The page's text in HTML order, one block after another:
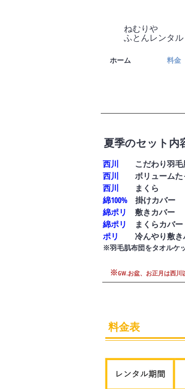
ホーム 料金
ねむりや
​ふとんレンタル
夏季のセット内
西川 こだわり羽毛
西川 ボリュームた
西川 まくら
綿100% 掛けカバー
綿ポリ
敷きカバー
綿ポリ
まくらカバー
ポリ 冷んやり敷き
※羽毛肌布団をタオルケ
​※GW.お盆、お正月は西
料金表